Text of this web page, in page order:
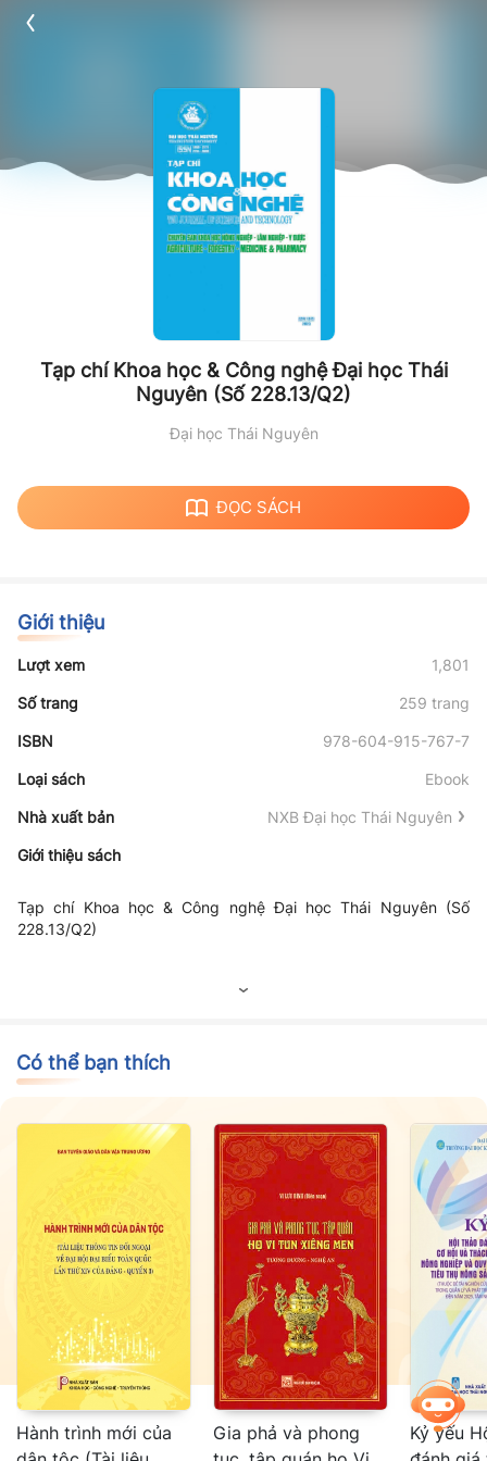
Tạp chí Khoa học & Công nghệ Đại học Thái
Nguyên (Số 228.13/Q2)
Đại học Thái Nguyên
ĐỌC SÁCH
Giới thiệu
Lượt xem 1,801
Số trang 259 trang
ISBN 978-604-915-767-7
Loại sách Ebook
Nhà xuất bản NXB Đại học Thái Nguyên
Giới thiệu sách
Tạp chí Khoa học & Công nghệ Đại học Thái Nguyên (Số
228.13/Q2)
Có thể bạn thích
Hành trình mới của
Gia phả và phong
Kỷ yếu